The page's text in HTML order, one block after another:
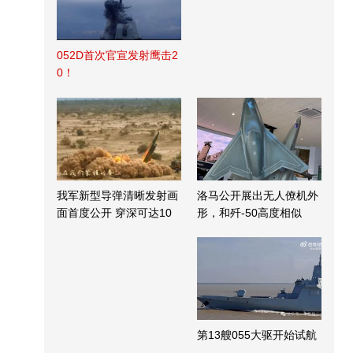
052D首次官宣发射鹰击2
0！
我军新型导弹清晰发射画
面首度公开 穿深可达10
洛马公开展出无人僚机外
形，和歼-50高度相似
第13艘055大驱开始试航